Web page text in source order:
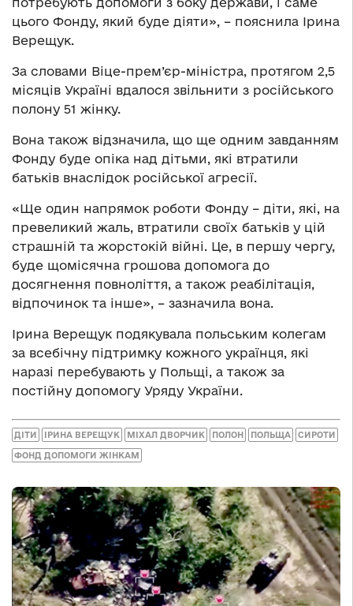
цього Фонду, який буде діяти», – пояснила Ірина
Верещук.
За словами Віце-прем’єр-міністра, протягом 2,5
місяців Україні вдалося звільнити з російського
полону 51 жінку.
Вона також відзначила, що ще одним завданням
Фонду буде опіка над дітьми, які втратили
батьків внаслідок російської агресії.
«Ще один напрямок роботи Фонду – діти, які, на
превеликий жаль, втратили своїх батьків у цій
страшній та жорстокій війні. Це, в першу чергу,
буде щомісячна грошова допомога до
досягнення повноліття, а також реабілітація,
відпочинок та інше», – зазначила вона.
Ірина Верещук подякувала польським колегам
за всебічну підтримку кожного українця, які
наразі перебувають у Польщі, а також за
постійну допомогу Уряду України.
ДІТИ ІРИНА ВЕРЕЩУК МІХАЛ ДВОРЧИК ПОЛОН ПОЛЬЩА СИРОТИ
ФОНД ДОПОМОГИ ЖІНКАМ